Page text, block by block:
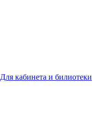
Для кабинета и билиотеки